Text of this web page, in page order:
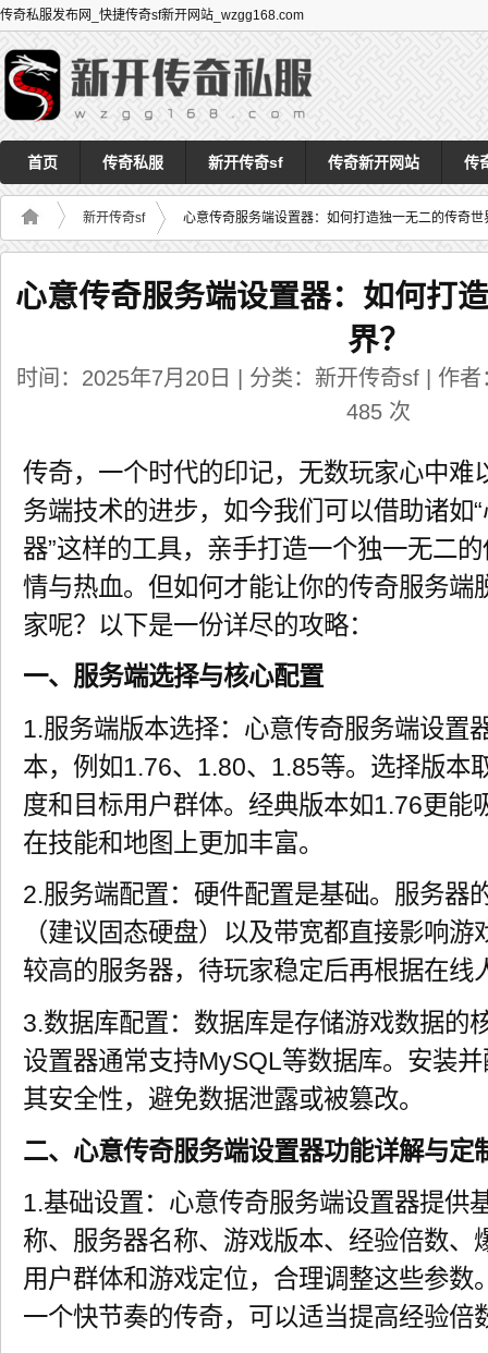
传奇私服发布网_快捷传奇sf新开网站_wzgg168.com
首页 传奇私服 新开传奇sf 传奇新开网站 传
新开传奇sf 心意传奇服务端设置器：如何打造独一无二的传奇世
心意传奇服务端设置器：如何打
界？
时间：2025年7月20日 | 分类：新开传奇sf | 作
485 次
传奇，一个时代的印记，无数玩家心中难
务端技术的进步，如今我们可以借助诸如
器”这样的工具，亲手打造一个独一无二
情与热血。但如何才能让你的传奇服务端
家呢？以下是一份详尽的攻略：
一、服务端选择与核心配置
1.服务端版本选择：心意传奇服务端设置
本，例如1.76、1.80、1.85等。选择版本
度和目标用户群体。经典版本如1.76更能
在技能和地图上更加丰富。
2.服务端配置：硬件配置是基础。服务器
（建议固态硬盘）以及带宽都直接影响
较高的服务器，待玩家稳定后再根据在线
3.数据库配置：数据库是存储游戏数据的
设置器通常支持MySQL等数据库。安装
其安全性，避免数据泄露或被篡改。
二、心意传奇服务端设置器功能详解与定
1.基础设置：心意传奇服务端设置器提供
称、服务器名称、游戏版本、经验倍数、
用户群体和游戏定位，合理调整这些参数
一个快节奏的传奇，可以适当提高经验倍